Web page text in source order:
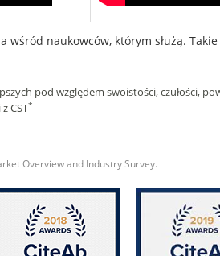
naukowców, którym służą.
pod względem swoistości, czułości,
CST*
Overview and Industry Survey.